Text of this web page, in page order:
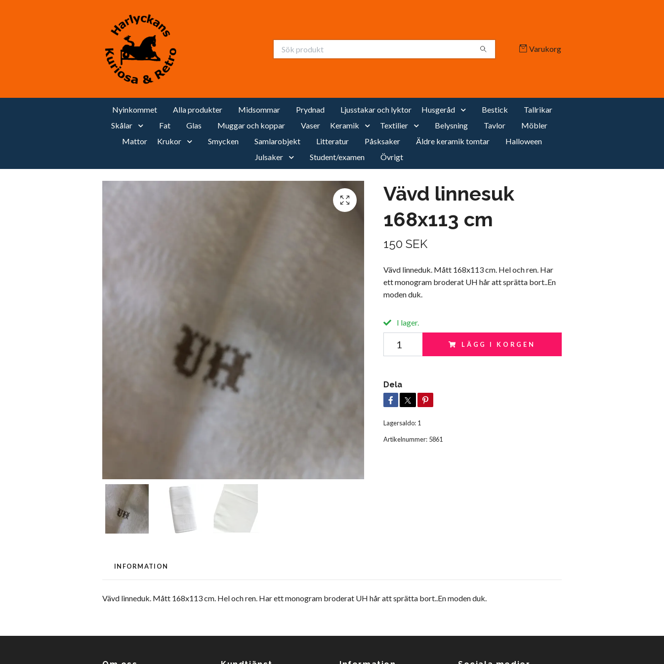
Varukorg
Nyinkommet Alla produkter Midsommar Prydnad Ljusstakar och lyktor Husgeråd Bestick
Tallrikar
Skålar
Fat Glas Muggar och koppar Vaser Keramik Textilier Belysning Tavlor
Möbler
Mattor
Krukor Smycken Samlarobjekt Litteratur Påsksaker Äldre keramik tomtar
Halloween
Julsaker
Student/examen Övrigt
Vävd linnesuk
168x113 cm
150 SEK
Vävd linneduk. Mått 168x113 cm. Hel och ren. Har
ett monogram broderat UH hår att sprätta bort..En
moden duk.
I lager.
LÄGG I KORGEN
Dela
Lagersaldo: 1
Artikelnummer: 5861
INFORMATION
Vävd linneduk. Mått 168x113 cm. Hel och ren. Har ett monogram broderat UH hår att sprätta bort..En moden duk.